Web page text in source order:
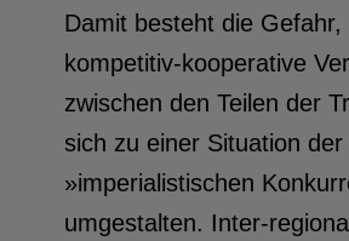
Damit besteht die Gefahr,
kompetitiv-kooperative
zwischen den Teilen der
sich zu einer Situation der
»imperialistischen
umgestalten. Inter-